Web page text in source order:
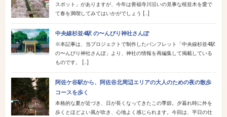
スポット」がありますが、今年は善福寺川沿いの見事な桜並木を愛で
て春を満喫してみてはいかがでしょう […]
中央線杉並4駅 の〜んびり神社さんぽ
※本記事は、当プロジェクトで制作したパンフレット「中央線杉並4駅
の〜んびり神社さんぽ」より、神社の情報を再編集して掲載している
ものです。 […]
阿佐ケ谷駅から、阿佐谷北周辺エリアの大人のための夜の散歩
コースを歩く
本格的な夏が近づき、日が長くなってきたこの季節。夕暮れ時に外を
歩くとほどよい風が吹き、心地よく感じられます。今回は、平日の仕